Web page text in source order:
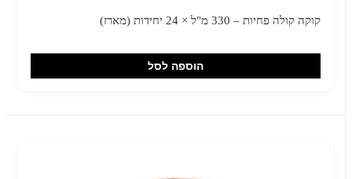
קוקה קולה פחיות – 330 מ"ל × 24 יחידות (מארז)
הוספה לסל